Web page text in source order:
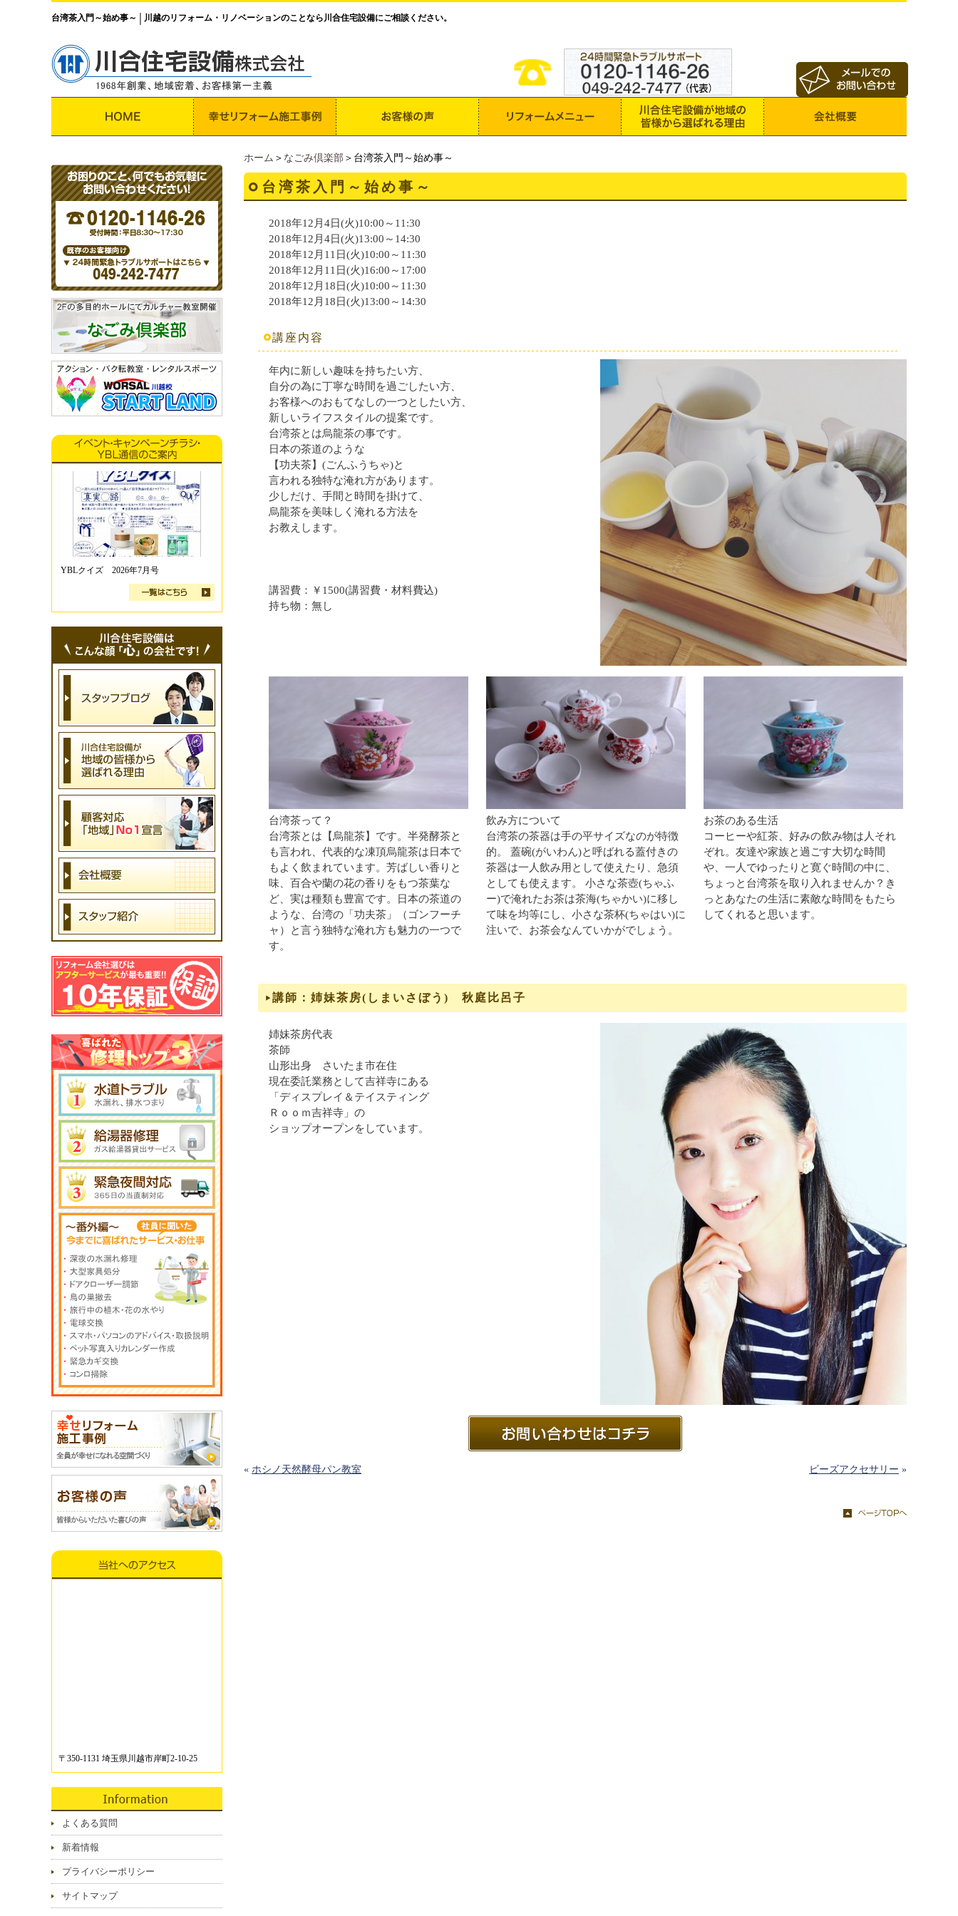
台湾茶入門～始め事～ 川越のリフォーム・リノベーションのことなら川合住宅設備にご相談ください。
ホーム ＞ なごみ倶楽部 ＞台湾茶入門～始め事～
台湾茶入門～始め事～
2018年12月4日(火)10:00～11:30
2018年12月4日(火)13:00～14:30
2018年12月11日(火)10:00～11:30
2018年12月11日(火)16:00～17:00
2018年12月18日(火)10:00～11:30
2018年12月18日(火)13:00～14:30
講座内容
年内に新しい趣味を持ちたい方、
自分の為に丁寧な時間を過ごしたい方、
お客様へのおもてなしの一つとしたい方、
新しいライフスタイルの提案です。
台湾茶とは烏龍茶の事です。
日本の茶道のような
【功夫茶】(ごんふうちゃ)と
言われる独特な淹れ方があります。
少しだけ、手間と時間を掛けて、
烏龍茶を美味しく淹れる方法を
お教えします。
講習費：￥1500(講習費・材料費込)
持ち物：無し
台湾茶って？
台湾茶とは【烏龍茶】です。半発酵茶と
も言われ、代表的な凍頂烏龍茶は日本で
もよく飲まれています。芳ばしい香りと
味、百合や蘭の花の香りをもつ茶葉な
ど、実は種類も豊富です。日本の茶道の
ような、台湾の「功夫茶」（ゴンフーチ
ャ）と言う独特な淹れ方も魅力の一つで
す。
飲み方について
台湾茶の茶器は手の平サイズなのが特徴
的。 蓋碗(がいわん)と呼ばれる蓋付きの
茶器は一人飲み用として使えたり、急須
としても使えます。 小さな茶壺(ちゃふ
ー)で淹れたお茶は茶海(ちゃかい)に移し
て味を均等にし、小さな茶杯(ちゃはい)に
注いで、お茶会なんていかがでしょう。
お茶のある生活
コーヒーや紅茶、好みの飲み物は人それ
ぞれ。友達や家族と過ごす大切な時間
や、一人でゆったりと寛ぐ時間の中に、
ちょっと台湾茶を取り入れませんか？き
っとあなたの生活に素敵な時間をもたら
してくれると思います。
講師：姉妹茶房(しまいさぼう) 秋庭比呂子
姉妹茶房代表
茶師
山形出身 さいたま市在住
現在委託業務として吉祥寺にある
「ディスプレイ＆テイスティング
Ｒｏｏｍ吉祥寺」の
ショップオープンをしています。
« ホシノ天然酵母パン教室 ビーズアクセサリー »
YBLクイズ 2026年7月号
〒350-1131 埼玉県川越市岸町2-10-25
よくある質問
新着情報
プライバシーポリシー
サイトマップ